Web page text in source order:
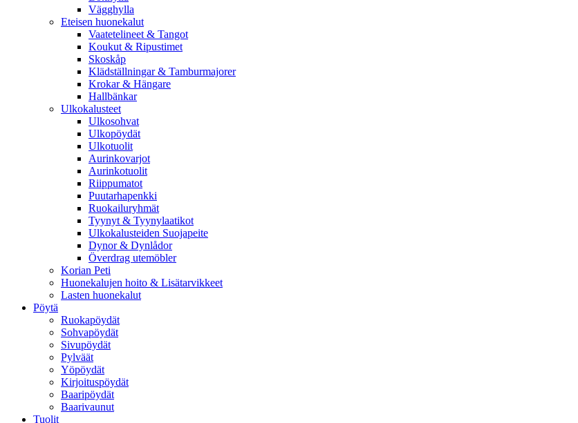
Vägghylla
Eteisen huonekalut
Vaatetelineet & Tangot
Koukut & Ripustimet
Skoskåp
Klädställningar & Tamburmajorer
Krokar & Hängare
Hallbänkar
Ulkokalusteet
Ulkosohvat
Ulkopöydät
Ulkotuolit
Aurinkovarjot
Aurinkotuolit
Riippumatot
Puutarhapenkki
Ruokailuryhmät
Tyynyt & Tyynylaatikot
Ulkokalusteiden Suojapeite
Dynor & Dynlådor
Överdrag utemöbler
Korian Peti
Huonekalujen hoito & Lisätarvikkeet
Lasten huonekalut
Pöytä
Ruokapöydät
Sohvapöydät
Sivupöydät
Pylväät
Yöpöydät
Kirjoituspöydät
Baaripöydät
Baarivaunut
Tuolit